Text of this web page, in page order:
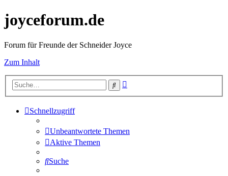
joyceforum.de
Forum für Freunde der Schneider Joyce
Zum Inhalt
Suche
Schnellzugriff
Unbeantwortete Themen
Aktive Themen
Suche